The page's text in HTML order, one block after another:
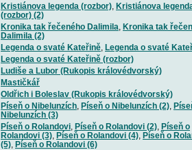
Kristiánova legenda (rozbor)
Kristiánova
(rozbor) (2)
Kronika tak řečeného Dalimila
Kronika tak
Dalimila (2)
Legenda o svaté Kateřině
Legenda o svaté
Legenda o svaté Kateřině (rozbor)
Ludiše a Lubor (Rukopis královédvorský)
Mastičkář
Oldřich i Boleslav (Rukopis královédvorský)
Píseň o Nibelunzích Píseň o Nibelunzích (2)
Nibelunzích (3)
Píseň o Rolandovi Píseň o Rolandovi (2)
Píseň o
Rolandovi (3)
Píseň o Rolandovi (4)
Píseň o
(5)
Píseň o Rolandovi (6)